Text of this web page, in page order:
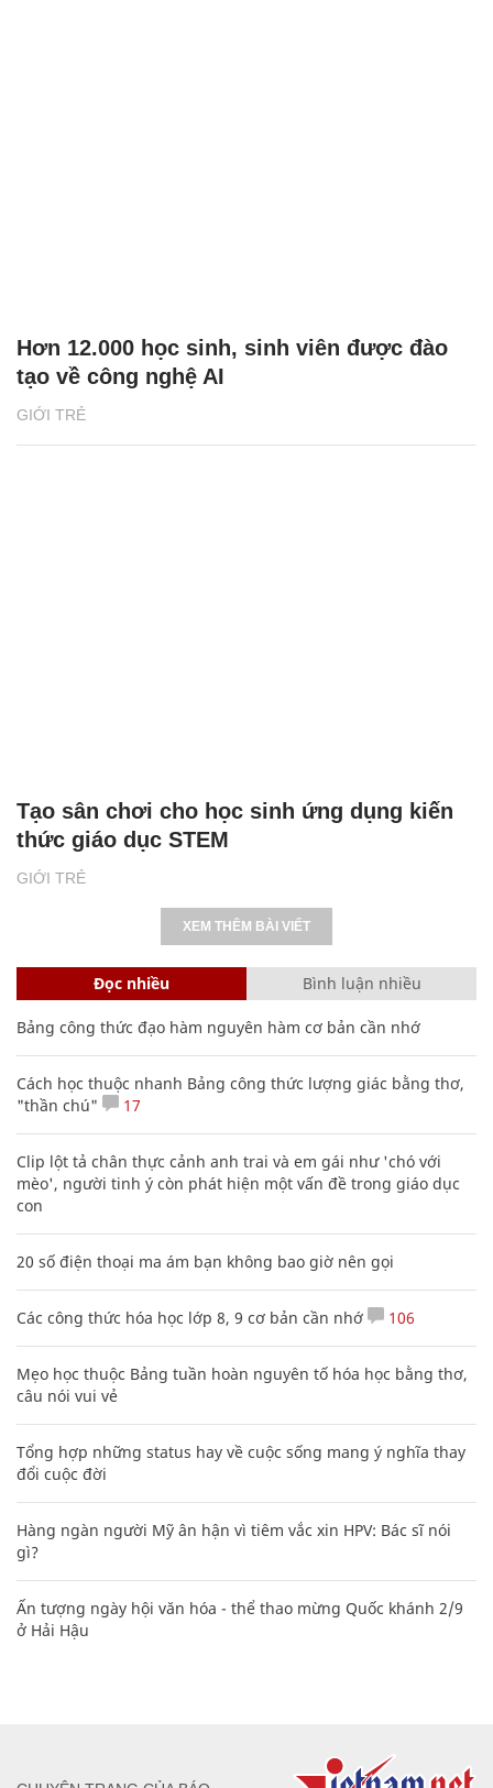
GIỚI TRẺ
Hơn 12.000 học sinh, sinh viên được đào
tạo về công nghệ AI
GIỚI TRẺ
Tạo sân chơi cho học sinh ứng dụng kiến
thức giáo dục STEM
XEM THÊM BÀI VIẾT
Đọc nhiều Bình luận nhiều
Bảng công thức đạo hàm nguyên hàm cơ bản cần nhớ
Cách học thuộc nhanh Bảng công thức lượng giác bằng thơ,
"thần chú"
17
Clip lột tả chân thực cảnh anh trai và em gái như 'chó với
mèo', người tinh ý còn phát hiện một vấn đề trong giáo dục
con
20 số điện thoại ma ám bạn không bao giờ nên gọi
Các công thức hóa học lớp 8, 9 cơ bản cần nhớ 106
Mẹo học thuộc Bảng tuần hoàn nguyên tố hóa học bằng thơ,
câu nói vui vẻ
Tổng hợp những status hay về cuộc sống mang ý nghĩa thay
đổi cuộc đời
Hàng ngàn người Mỹ ân hận vì tiêm vắc xin HPV: Bác sĩ nói
gì?
Ấn tượng ngày hội văn hóa - thể thao mừng Quốc khánh 2/9
ở Hải Hậu